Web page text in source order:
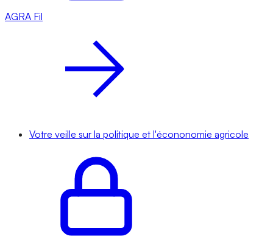
AGRA Fil
Votre veille sur la politique et l'écononomie agricole